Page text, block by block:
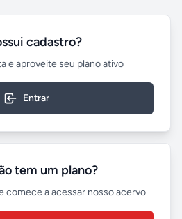
cadastro?
e aproveite seu plano ativo
Entrar
tem um plano?
comece a acessar nosso acervo